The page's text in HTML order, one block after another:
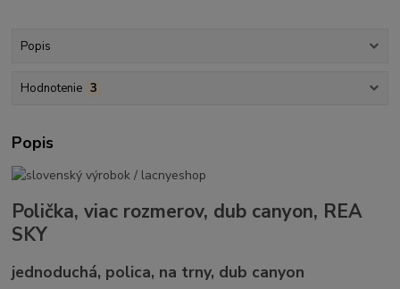
Popis
Hodnotenie 3
Popis
Polička, viac rozmerov, dub canyon, REA
SKY
jednoduchá, polica, na trny, dub canyon